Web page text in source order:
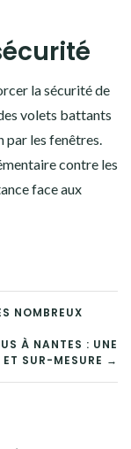
la sécurité de
volets battants
par les fenêtres.
contre les
face aux
NOMBREUX
À NANTES : UNE
ET SUR-MESURE →